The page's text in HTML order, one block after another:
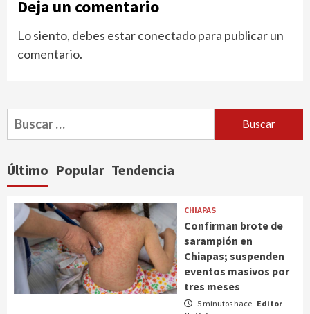
Deja un comentario
Lo siento, debes estarconectadopara publicar un
comentario.
Buscar:
Último Popular Tendencia
CHIAPAS
Confirman brote de
sarampión en
Chiapas; suspenden
eventos masivos por
tres meses
5 minutos hace Editor